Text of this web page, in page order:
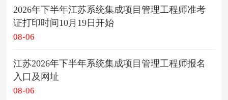
2026年下半年江苏系统集成项目管理工程师准考
证打印时间10月19日开始
08-06
江苏2026年下半年系统集成项目管理工程师报名
入口及网址
08-06